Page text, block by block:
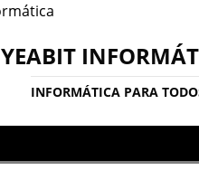
YEABIT
INFORMÁTICA PARA